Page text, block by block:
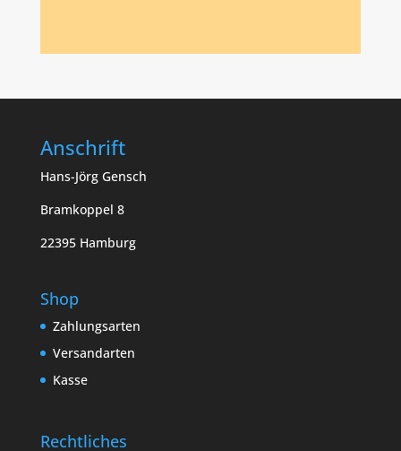
Anschrift
Hans-Jörg Gensch
Bramkoppel 8
22395 Hamburg
Shop
Zahlungsarten
Versandarten
Kasse
Rechtliches